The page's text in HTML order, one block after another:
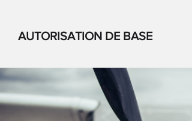
AUTORISATION DE BASE